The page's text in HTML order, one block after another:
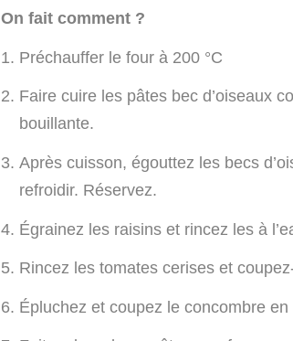
On fait comment ?
Préchauffer le four à 200 °C
Faire cuire les pâtes bec d’oiseaux
bouillante.
Après cuisson, égouttez les becs
refroidir. Réservez.
Égrainez les raisins et rincez les à
Rincez les tomates cerises et
Épluchez et coupez le concombre